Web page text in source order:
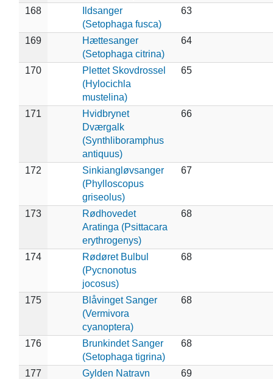
168
Ildsanger
(Setophaga fusca)
63
169
Hættesanger
(Setophaga citrina)
64
170
Plettet Skovdrossel
(Hylocichla
mustelina)
65
171
Hvidbrynet
Dværgalk
(Synthliboramphus
antiquus)
66
172
Sinkiangløvsanger
(Phylloscopus
griseolus)
67
173
Rødhovedet
Aratinga (Psittacara
erythrogenys)
68
174
Rødøret Bulbul
(Pycnonotus
jocosus)
68
175
Blåvinget Sanger
(Vermivora
cyanoptera)
68
176
Brunkindet Sanger
(Setophaga tigrina)
68
177
Gylden Natravn
69